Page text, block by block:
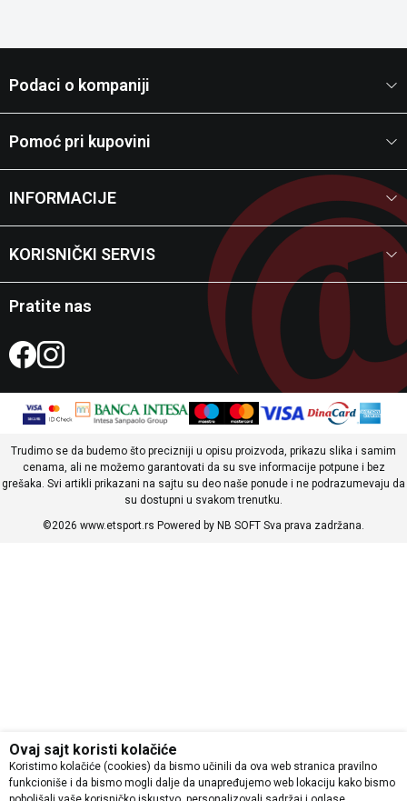
Podaci o kompaniji
Pomoć pri kupovini
INFORMACIJE
KORISNIČKI SERVIS
Pratite nas
Trudimo se da budemo što precizniji u opisu proizvoda, prikazu slika i samim
cenama, ali ne možemo garantovati da su sve informacije potpune i bez
grešaka. Svi artikli prikazani na sajtu su deo naše ponude i ne podrazumevaju da
su dostupni u svakom trenutku.
©2026 www.etsport.rs Powered by NB SOFT Sva prava zadržana.
Ovaj sajt koristi kolačiće
Koristimo kolačiće (cookies) da bismo učinili da ova web stranica pravilno
funkcioniše i da bismo mogli dalje da unapređujemo web lokaciju kako bismo